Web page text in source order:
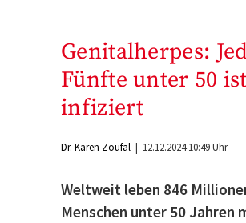
Genitalherpes:
Fünfte unter 50 ist
infiziert
Dr. Karen Zoufal | 12.12.2024 10:49 Uhr
Weltweit leben 846
Menschen unter 50 Jahren